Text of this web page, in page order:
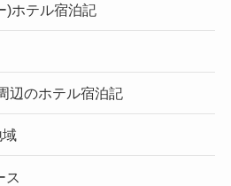
)ホテル宿泊記
辺のホテル宿泊記
ス